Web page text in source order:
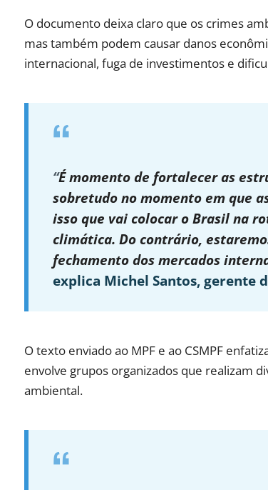
O documento deixa claro que os crimes
mas também podem causar danos
internacional, fuga de investimentos e
“É momento de fortalecer as
sobretudo no momento em que
isso que vai colocar o Brasil na
climática. Do contrário,
fechamento dos mercados
explica Michel Santos, gerente
O texto enviado ao MPF e ao CSMPF
envolve grupos organizados que realizam
ambiental.